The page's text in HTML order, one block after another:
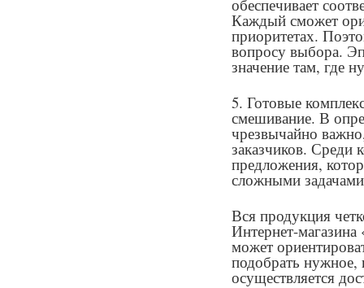
обеспечивает
Каждый сможет
приоритетах.
вопросу выбора.
значение там, где
5. Готовые
смешивание. В
чрезвычайно
заказчиков. Среди
предложения,
сложными
Вся продукция
Интернет-
может
подобрать нужное,
осуществляется